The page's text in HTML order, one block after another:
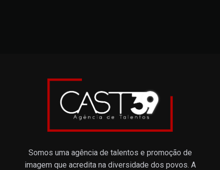
Somos uma agência de talentos e promoção de
imagem que acredita na diversidade dos povos. A